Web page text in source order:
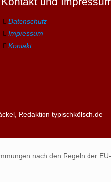
Datenschutz
Impressum
Kontakt
Redaktion typischkölsch.de
nach den Regeln der